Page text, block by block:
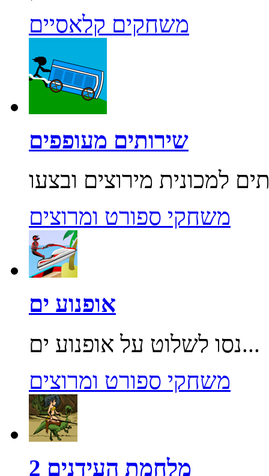
משחקים קלאסיים
שירותים מעופפים
משחקי ספורט ומרוצים
אופנוע ים
נסו לשלוט על אופנוע ים...
משחקי ספורט ומרוצים
מלחמת העידנים 2